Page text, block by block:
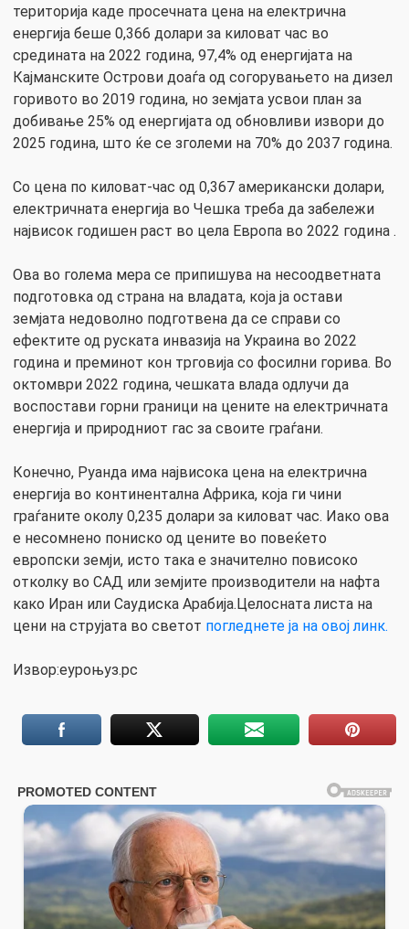
територија каде просечната цена на електрична
енергија беше 0,366 долари за киловат час во
средината на 2022 година, 97,4% од енергијата на
Кајманските Острови доаѓа од согорувањето на дизел
горивото во 2019 година, но земјата усвои план за
добивање 25% од енергијата од обновливи извори до
2025 година, што ќе се зголеми на 70% до 2037 година.
Со цена по киловат-час од 0,367 американски долари,
електричната енергија во Чешка треба да забележи
највисок годишен раст во цела Европа во 2022 година .
Ова во голема мера се припишува на несоодветната
подготовка од страна на владата, која ја остави
земјата недоволно подготвена да се справи со
ефектите од руската инвазија на Украина во 2022
година и преминот кон трговија со фосилни горива. Во
октомври 2022 година, чешката влада одлучи да
воспостави горни граници на цените на електричната
енергија и природниот гас за своите граѓани.
Конечно, Руанда има највисока цена на електрична
енергија во континентална Африка, која ги чини
граѓаните околу 0,235 долари за киловат час. Иако ова
е несомнено пониско од цените во повеќето
европски земји, исто така е значително повисоко
отколку во САД или земјите производители на нафта
како Иран или Саудиска Арабија.Целосната листа на
цени на струјата во светот погледнете ја на овој линк.
Извор:еуроњуз.рс